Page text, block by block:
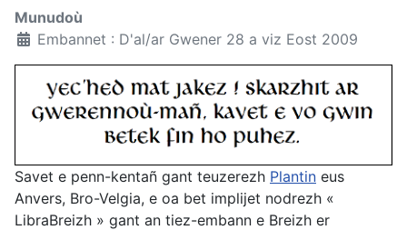
Munudoù
Embannet : D'al/ar Gwener 28 a viz Eost 2009
Savet e penn-kentañ gant teuzerezh Plantin eus
Anvers, Bro-Velgia, e oa bet implijet nodrezh «
LibraBreizh » gant an tiez-embann e Breizh er